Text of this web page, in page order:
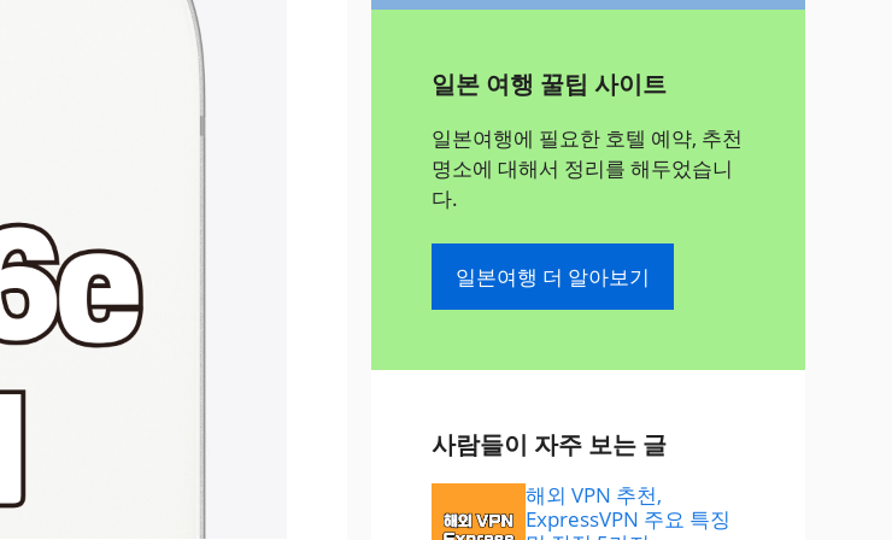
일본 여행 꿀팁 사이트
일본여행에 필요한 호텔 예약, 추천
명소에 대해서 정리를 해두었습니
다.
일본여행 더 알아보기
사람들이 자주 보는 글
해외 VPN 추천,
ExpressVPN 주요 특징